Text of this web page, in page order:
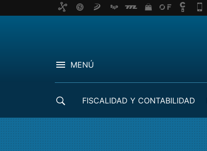
MENÚ
FISCALIDAD Y CONTABILIDAD